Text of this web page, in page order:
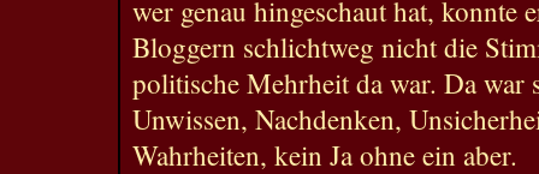
wer genau hingeschaut hat, konnte
Bloggern schlichtweg nicht die
politische Mehrheit da war. Da war
Unwissen, Nachdenken,
Wahrheiten, kein Ja ohne ein aber.